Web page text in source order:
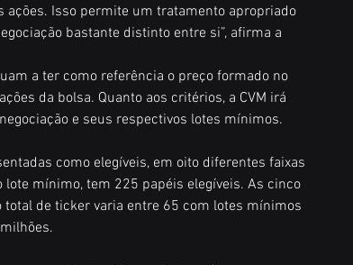
Isso permite um tratamento apropriado
bastante distinto entre si”, afirma a
a ter como referência o preço formado no
da bolsa. Quanto aos critérios, a CVM irá
e seus respectivos lotes mínimos.
como elegíveis, em oito diferentes faixas
mínimo, tem 225 papéis elegíveis. As cinco
de ticker varia entre 65 com lotes mínimos